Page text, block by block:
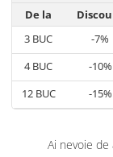
Articole Albe
Articole Natur
Articole Natur +
Boluri
Articole din Hartie
De la
3 BUC -7%
4BUC -10%
12BUC -15%
Ai nevoie de